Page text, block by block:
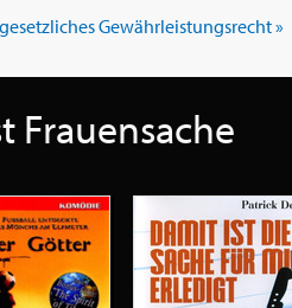
Gewährleistungsrecht »
Frauensache